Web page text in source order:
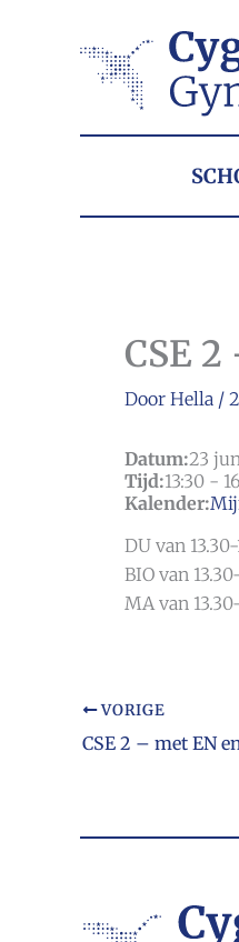
CSE
Door Hella /
Datum:23
Tijd:13:30 -
Kalender:
DU van
BIO van
MA van
VORIGE
CSE 2 – met EN